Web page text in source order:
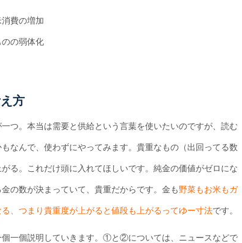
費の増加
の弱体化
方
つ。本当は需要と供給という言葉を使いたいのですが、読む
なんで、使わずにやってみます。貴重なもの（出回ってる数
る。これだけ頭に入れてほしいです。純金の価値がゼロにな
の数が決まっていて、貴重だからです。金も野菜もお米もガ
、つまり貴重度が上がると値段も上がるってゆー寸法です。
個一個説明していきます。①と②については、ニュースなどで